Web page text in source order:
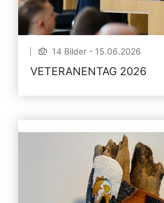
14 Bilder - 15.06.2026
VETERANENTAG 2026